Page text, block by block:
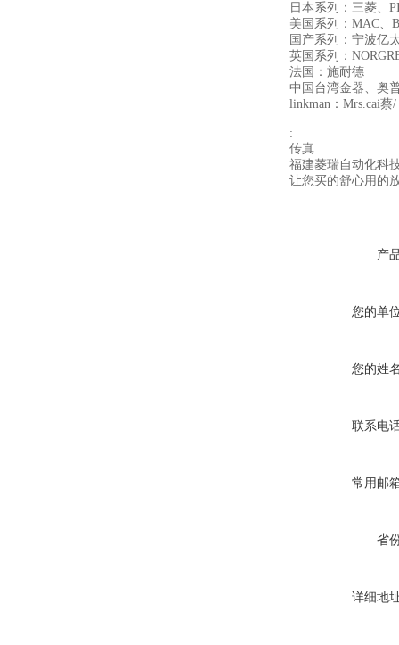
日本系列：三菱、
美国系列：MAC、
国产系列：宁波亿
英国系列：
法国：施耐德
中国台湾金器、奥
linkman：Mrs.cai蔡/
:
传真
福建菱瑞自动化科
让您买的舒心用的
产
您的单
您的姓
联系电
常用邮
省
详细地